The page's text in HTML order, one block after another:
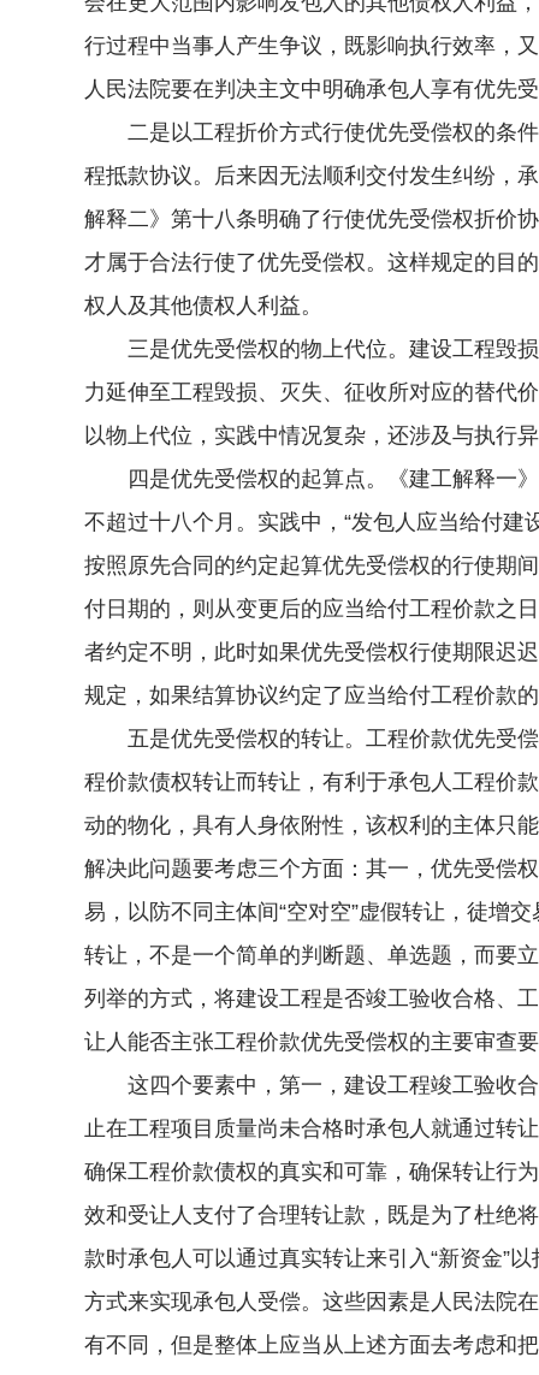
行过程中当事人产生争议，既影响执行效率，
人民法院要在判决主文中明确承包人享有优先
二是以工程折价方式行使优先受偿权的条件
程抵款协议。后来因无法顺利交付发生纠纷，
解释二》第十八条明确了行使优先受偿权折价
才属于合法行使了优先受偿权。这样规定的目
权人及其他债权人利益。
三是优先受偿权的物上代位。建设工程毁损
力延伸至工程毁损、灭失、征收所对应的替代
以物上代位，实践中情况复杂，还涉及与执行
四是优先受偿权的起算点。《建工解释一》
不超过十八个月。实践中，“发包人应当给付
按照原先合同的约定起算优先受偿权的行使期
付日期的，则从变更后的应当给付工程价款之
者约定不明，此时如果优先受偿权行使期限迟
规定，如果结算协议约定了应当给付工程价款
五是优先受偿权的转让。工程价款优先受偿
程价款债权转让而转让，有利于承包人工程价
动的物化，具有人身依附性，该权利的主体只
解决此问题要考虑三个方面：其一，优先受偿
易，以防不同主体间“空对空”虚假转让，徒增
转让，不是一个简单的判断题、单选题，而要
列举的方式，将建设工程是否竣工验收合格、
让人能否主张工程价款优先受偿权的主要审查
这四个要素中，第一，建设工程竣工验收合
止在工程项目质量尚未合格时承包人就通过转
确保工程价款债权的真实和可靠，确保转让行
效和受让人支付了合理转让款，既是为了杜绝
款时承包人可以通过真实转让来引入“新资金”
方式来实现承包人受偿。这些因素是人民法院
有不同，但是整体上应当从上述方面去考虑和